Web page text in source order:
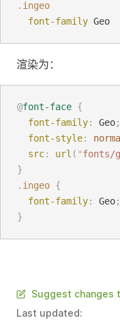
. ingeo
font-family Geo
渲染为：
@font-face {
font-family: Geo;
font-style:
src: url ( "fonts/
}
. ingeo {
font-family: Geo;
}
Suggest changes
Last updated: